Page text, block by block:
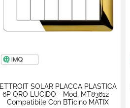
ETTROIT SOLAR PLACCA PLASTICA
6P ORO LUCIDO - Mod. MT83612 -
Compatibile Con BTicino MATIX